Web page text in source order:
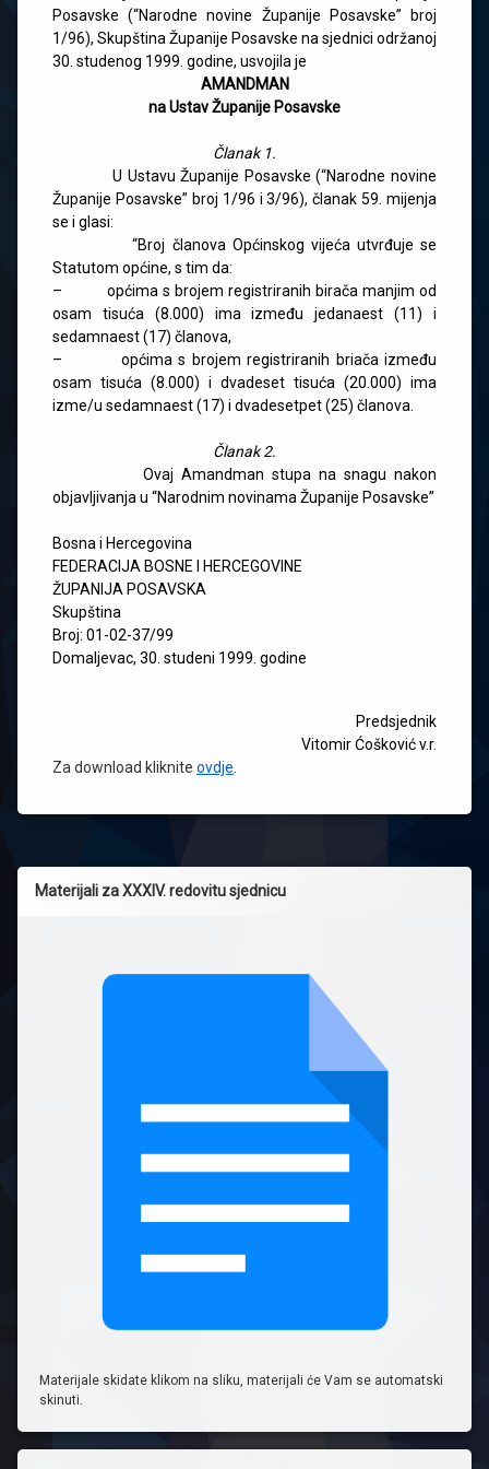
Posavske (“Narodne novine Županije Posavske” broj
1/96), Skupština Županije Posavske na sjednici održanoj
30. studenog 1999. godine, usvojila je
AMANDMAN
na Ustav Županije Posavske
Članak 1.
U Ustavu Županije Posavske (“Narodne novine
Županije Posavske” broj 1/96 i 3/96), članak 59. mijenja
se i glasi:
“Broj članova Općinskog vijeća utvrđuje se
Statutom općine, s tim da:
– općima s brojem registriranih birača manjim od
osam tisuća (8.000) ima između jedanaest (11) i
sedamnaest (17) članova,
– općima s brojem registriranih briača između
osam tisuća (8.000) i dvadeset tisuća (20.000) ima
izme/u sedamnaest (17) i dvadesetpet (25) članova.
Članak 2.
Ovaj Amandman stupa na snagu nakon
objavljivanja u “Narodnim novinama Županije Posavske”
Bosna i Hercegovina
FEDERACIJA BOSNE I HERCEGOVINE
ŽUPANIJA POSAVSKA
Skupština
Broj: 01-02-37/99
Domaljevac, 30. studeni 1999. godine
Predsjednik
Vitomir Ćošković v.r.
Za download kliknite ovdje
Materijali za XXXIV. redovitu sjednicu
Materijale skidate klikom na sliku, materijali će Vam se automatski
skinuti.